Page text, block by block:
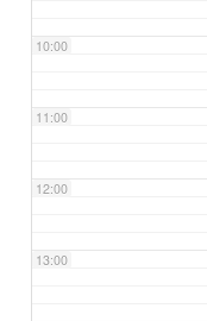
10:00
11:00
12:00
13:00